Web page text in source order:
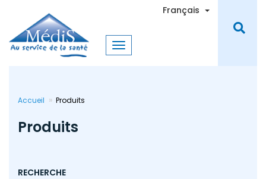
contenu
principal
Français Toggle
Accueil Produits
Produits
RECHERCHE